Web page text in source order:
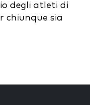
degli atleti di
chiunque sia